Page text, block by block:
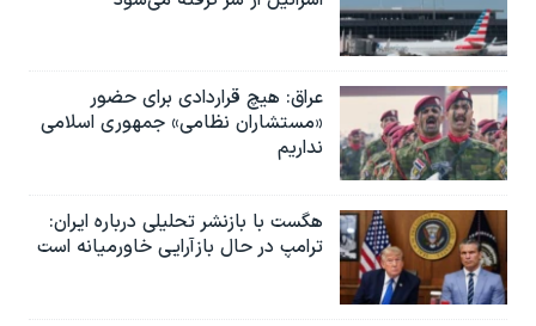
عراق: هیچ قراردادی برای حضور
«مستشاران نظامی» جمهوری اسلامی
نداریم
هگست با بازنشر تحلیلی درباره ایران:
ترامپ در حال بازآرایی خاورمیانه است